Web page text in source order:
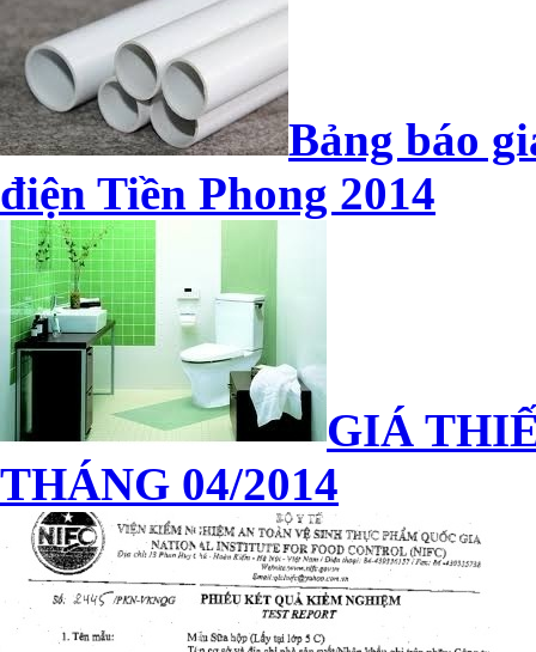
Bảng báo
điện Tiền Phong 2014
GIÁ
THÁNG 04/2014